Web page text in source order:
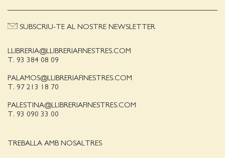
LLIBRERIA@LLIBRERIAFINESTRES.COM
T. 93 384 08 09
PALAMOS@LLIBRERIAFINESTRES.COM
T. 97 213 18 70
PALESTINA@LLIBRERIAFINESTRES.COM
T. 93 090 33 00
TREBALLA AMB NOSALTRES
SUBSCRIU-TE AL NOSTRE NEWSLETTER